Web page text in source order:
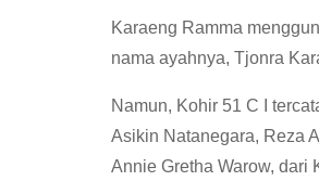
Karaeng Ramma
nama ayahnya, Tjonra
Namun, Kohir 51 C I
Asikin Natanegara, Reza
Annie Gretha Warow, dari